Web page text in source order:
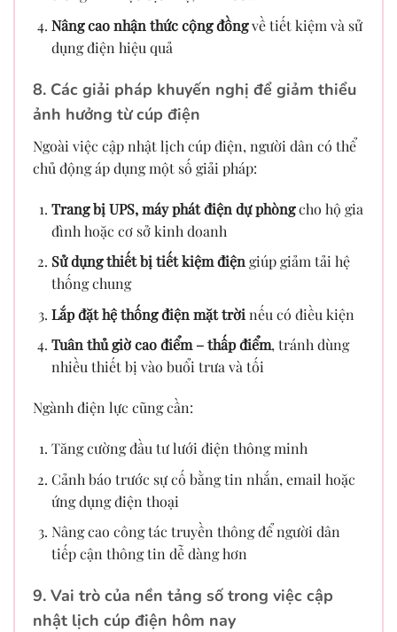
Nâng cao nhận thức cộng đồngvề tiết kiệm và sử
dụng điện hiệu quả
8. Các giải pháp khuyến nghị để giảm thiểu
ảnh hưởng từ cúp điện
Ngoài việc cập nhật lịch cúp điện, người dân có thể
chủ động áp dụng một số giải pháp:
Trang bị UPS, máy phát điện dự phòngcho hộ gia
đình hoặc cơ sở kinh doanh
Sử dụng thiết bị tiết kiệm điệngiúp giảm tải hệ
thống chung
Lắp đặt hệ thống điện mặt trời nếu có điều kiện
Tuân thủ giờ cao điểm – thấp điểm, tránh dùng
nhiều thiết bị vào buổi trưa và tối
Ngành điện lực cũng cần:
Tăng cường đầu tư lưới điện thông minh
Cảnh báo trước sự cố bằng tin nhắn, email hoặc
ứng dụng điện thoại
Nâng cao công tác truyền thông để người dân
tiếp cận thông tin dễ dàng hơn
9. Vai trò của nền tảng số trong việc cập
nhật lịch cúp điện hôm nay